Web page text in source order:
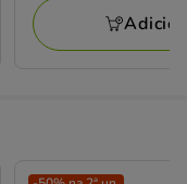
avaliações
a
25.99€